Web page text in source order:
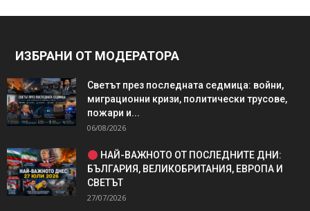
ИЗБРАНИ ОТ МОДЕРАТОРА
Светът през последната седмица: войни,
миграционни кризи, политически трусове,
пожари и...
06/08/2026
НАЙ-ВАЖНОТО ОТ ПОСЛЕДНИТЕ ДНИ:
БЪЛГАРИЯ, ВЕЛИКОБРИТАНИЯ, ЕВРОПА И
СВЕТЪТ
27/07/2026